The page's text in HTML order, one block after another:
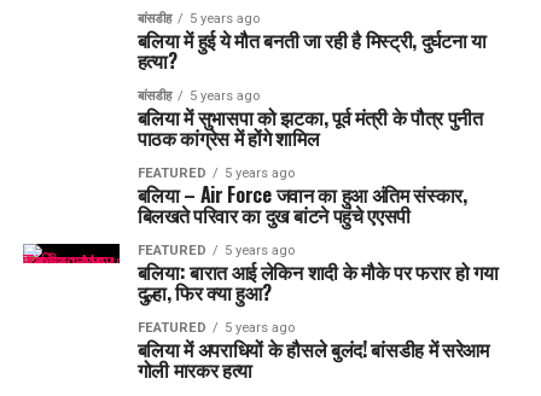
बांसडीह 5 years ago
बलिया में हुई ये मौत बनती जा रही है मिस्ट्री, दुर्घटना या
हत्या?
बांसडीह 5 years ago
बलिया में सुभासपा को झटका, पूर्व मंत्री के पौत्र पुनीत
पाठक कांग्रेस में होंगे शामिल
FEATURED 5 years ago
बलिया – Air Force जवान का हुआ अंतिम संस्कार,
बिलखते परिवार का दुख बांटने पहुंचे एएसपी
FEATURED 5 years ago
बलिया: बारात आई लेकिन शादी के मौके पर फरार हो गया
दुल्हा, फिर क्या हुआ?
FEATURED 5 years ago
बलिया में अपराधियों के हौसले बुलंद! बांसडीह में सरेआम
गोली मारकर हत्या